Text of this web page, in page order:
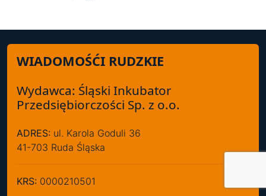
WIADOMOŚĆI RUDZKIE
Wydawca: Śląski Inkubator
Przedsiębiorczości Sp. z o.o.
ADRES: ul. Karola Goduli 36
41-703 Ruda Śląska
KRS: 0000210501